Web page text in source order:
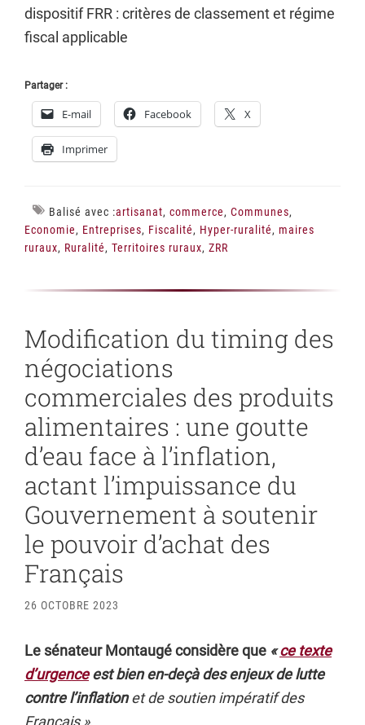
dispositif FRR : critères de classement et régime
fiscal applicable
Partager :
E-mail Facebook X
Imprimer
Balisé avec :artisanat, commerce, Communes,
Economie, Entreprises, Fiscalité, Hyper-ruralité, maires
ruraux, Ruralité, Territoires ruraux, ZRR
Modification du timing des
négociations
commerciales des produits
alimentaires : une goutte
d’eau face à l’inflation,
actant l’impuissance du
Gouvernement à soutenir
le pouvoir d’achat des
Français
26 OCTOBRE 2023
Le sénateur Montaugé considère que «ce texte
d’urgenceest bien en-deçà des enjeux de lutte
contre l’inflationet de soutien impératif des